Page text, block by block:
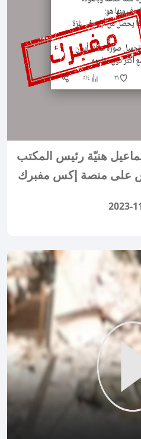
هنيّة رئيس المكتب
على منصة إكس مفبرك
2023-